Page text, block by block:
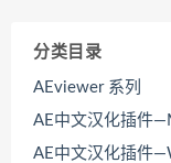
分类目录
AEviewer 系列
AE中文汉化插件
AE中文汉化插件